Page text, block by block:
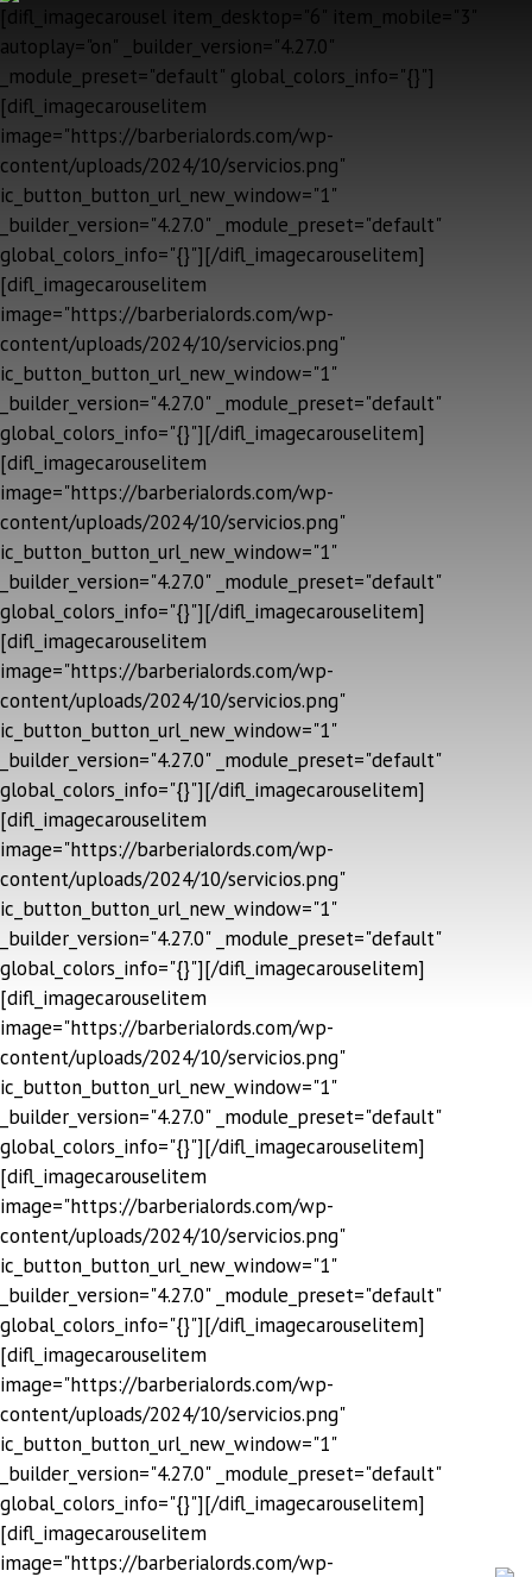
[difl_imagecarousel item_desktop="6" item_mobile="3"
autoplay="on" _builder_version="4.27.0"
_module_preset="default" global_colors_info="{}"]
[difl_imagecarouselitem
image="https://barberialords.com/wp-
content/uploads/2024/10/servicios.png"
ic_button_button_url_new_window="1"
_builder_version="4.27.0" _module_preset="default"
global_colors_info="{}"][/difl_imagecarouselitem]
[difl_imagecarouselitem
image="https://barberialords.com/wp-
content/uploads/2024/10/servicios.png"
ic_button_button_url_new_window="1"
_builder_version="4.27.0" _module_preset="default"
global_colors_info="{}"][/difl_imagecarouselitem]
[difl_imagecarouselitem
image="https://barberialords.com/wp-
content/uploads/2024/10/servicios.png"
ic_button_button_url_new_window="1"
_builder_version="4.27.0" _module_preset="default"
global_colors_info="{}"][/difl_imagecarouselitem]
[difl_imagecarouselitem
image="https://barberialords.com/wp-
content/uploads/2024/10/servicios.png"
ic_button_button_url_new_window="1"
_builder_version="4.27.0" _module_preset="default"
global_colors_info="{}"][/difl_imagecarouselitem]
[difl_imagecarouselitem
image="https://barberialords.com/wp-
content/uploads/2024/10/servicios.png"
ic_button_button_url_new_window="1"
_builder_version="4.27.0" _module_preset="default"
global_colors_info="{}"][/difl_imagecarouselitem]
[difl_imagecarouselitem
image="https://barberialords.com/wp-
content/uploads/2024/10/servicios.png"
ic_button_button_url_new_window="1"
_builder_version="4.27.0" _module_preset="default"
global_colors_info="{}"][/difl_imagecarouselitem]
[difl_imagecarouselitem
image="https://barberialords.com/wp-
content/uploads/2024/10/servicios.png"
ic_button_button_url_new_window="1"
_builder_version="4.27.0" _module_preset="default"
global_colors_info="{}"][/difl_imagecarouselitem]
[difl_imagecarouselitem
image="https://barberialords.com/wp-
content/uploads/2024/10/servicios.png"
ic_button_button_url_new_window="1"
_builder_version="4.27.0" _module_preset="default"
global_colors_info="{}"][/difl_imagecarouselitem]
[difl_imagecarouselitem
image="https://barberialords.com/wp-